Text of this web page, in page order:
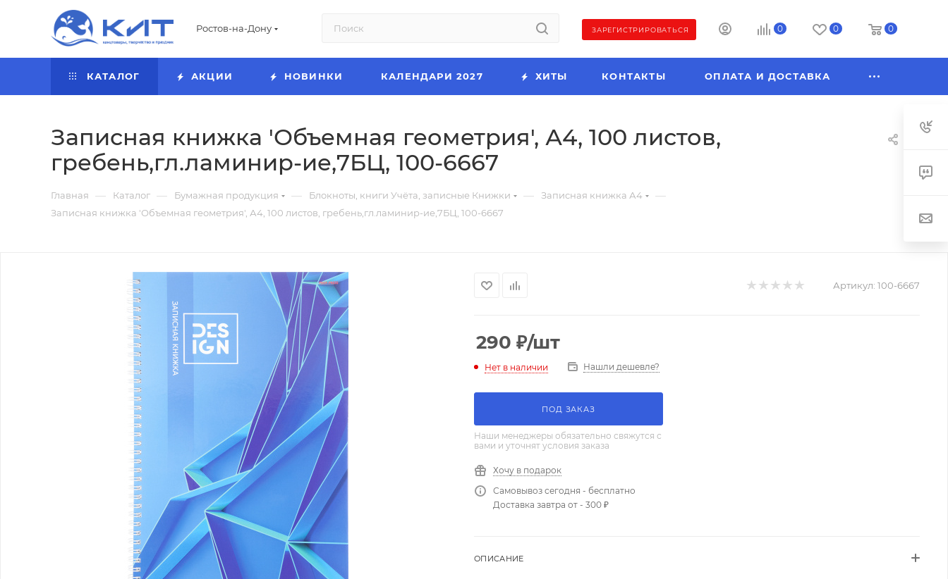
Ростов-на-Дону ЗАРЕГИСТРИРОВАТЬСЯ 0 0 0
КАТАЛОГ АКЦИИ НОВИНКИ КАЛЕНДАРИ 2027 ХИТЫ КОНТАКТЫ ОПЛАТА И ДОСТАВКА
Записная книжка 'Объемная геометрия', А4, 100 листов,
гребень,гл.ламинир-ие,7БЦ, 100-6667
Главная — Каталог — Бумажная продукция — Блокноты, книги Учёта, записные Книжки — Записная книжка А4 —
Записная книжка 'Объемная геометрия', А4, 100 листов, гребень,гл.ламинир-ие,7БЦ, 100-6667
Артикул: 100-6667
290 ₽/шт
Нет в наличии Нашли дешевле?
ПОД ЗАКАЗ
Наши менеджеры обязательно свяжутся с
вами и уточнят условия заказа
Хочу в подарок
Самовывоз сегодня - бесплатно
Доставка завтра от - 300 ₽
ОПИСАНИЕ